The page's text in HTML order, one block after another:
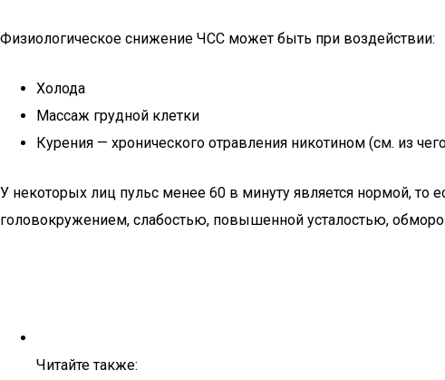
Физиологическое снижение ЧСС может быть при воздействии:
Холода
Массаж грудной клетки
Курения — хронического отравления никотином (см. из
У некоторых лиц пульс менее 60 в минуту является нормой, то
головокружением, слабостью, повышенной усталостью,
Читайте также: